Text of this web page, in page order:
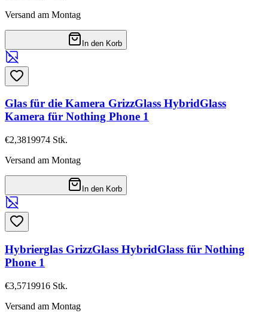
Versand am Montag
In den Korb
Glas für die Kamera GrizzGlass HybridGlass
Kamera für Nothing Phone 1
€2,3819974 Stk.
Versand am Montag
In den Korb
Hybrierglas GrizzGlass HybridGlass für Nothing
Phone 1
€3,5719916 Stk.
Versand am Montag